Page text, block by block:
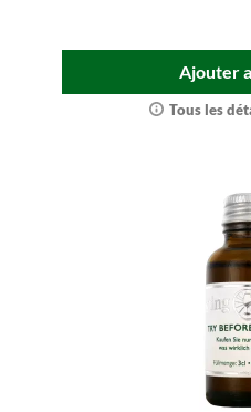
Ajouter
Tous les